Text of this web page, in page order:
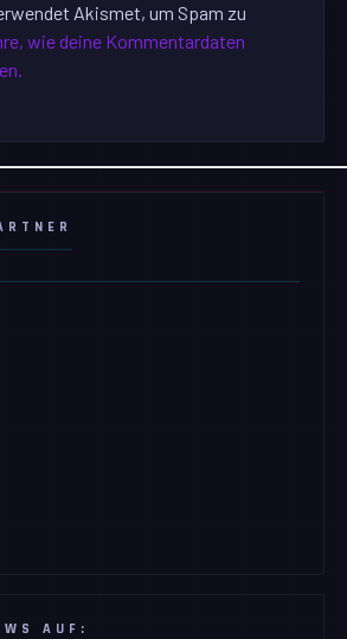
Akismet, um Spam zu
wie deine Kommentardaten
AUF: